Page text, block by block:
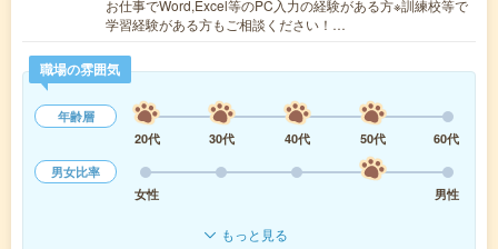
お仕事でWord,Excel等のPC入力の経験がある方※訓練校等で
学習経験がある方もご相談ください！…
職場の雰囲気
年齢層
20代
30代 40代 50代
60代
男女比率
女性
男性
もっと見る